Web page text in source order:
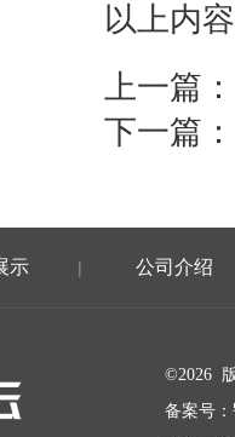
以上内
上一篇：
下一篇：
示 | 公司介绍
©2026
备案号：